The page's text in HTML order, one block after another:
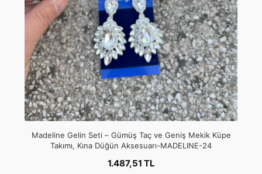
Madeline Gelin Seti – Gümüş Taç ve Geniş Mekik Küpe
Takımı, Kına Düğün Aksesuarı-MADELINE-24
1.487,51 TL